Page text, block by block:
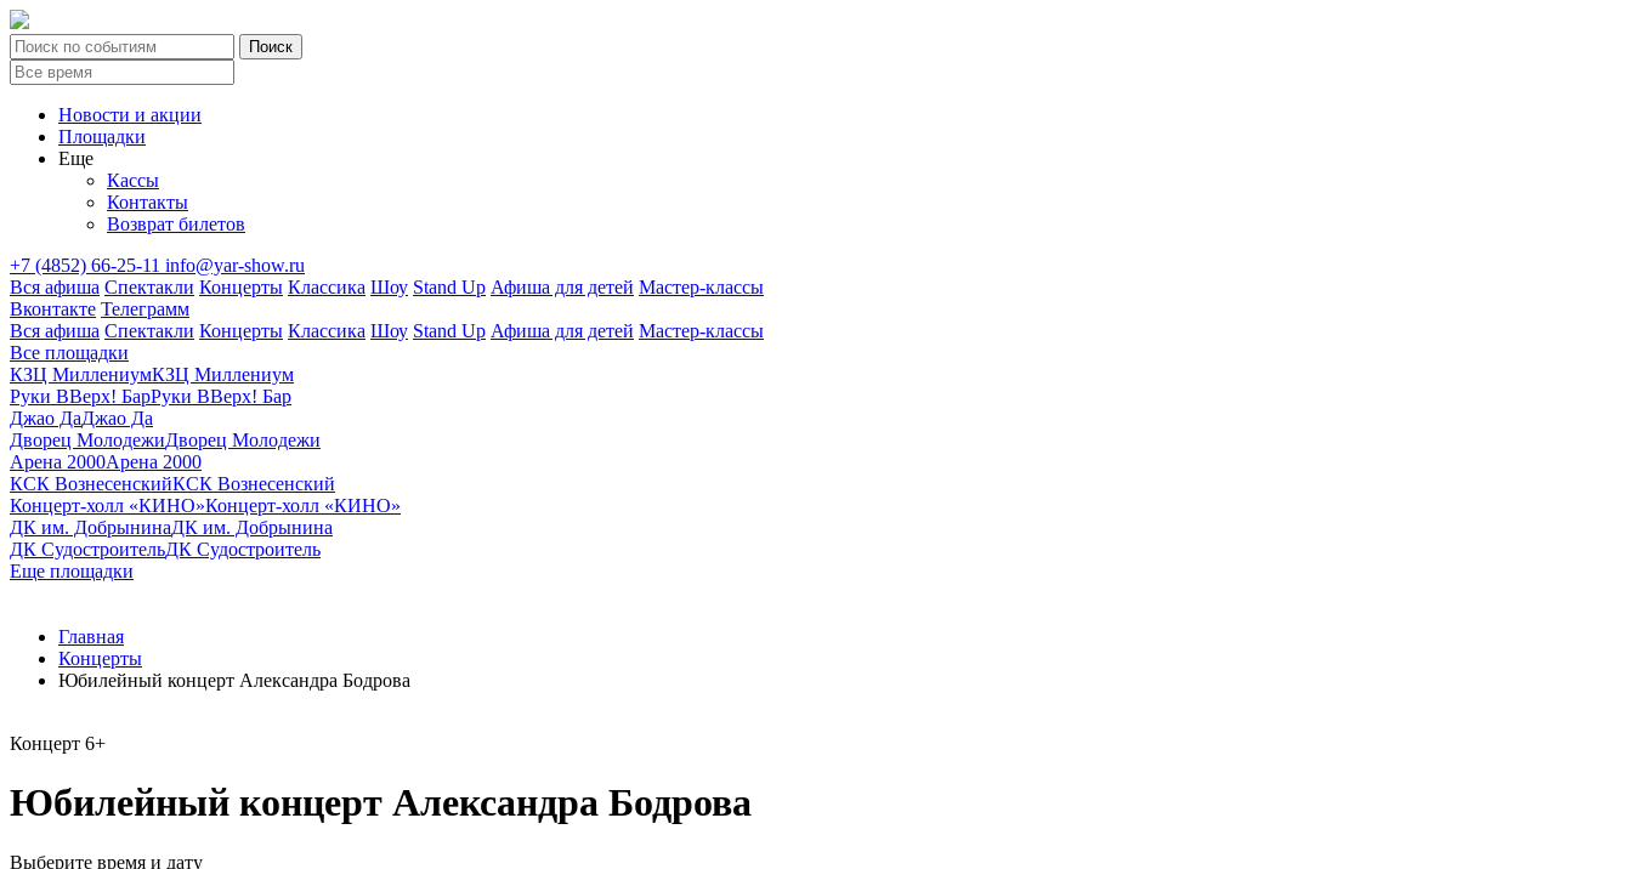
Новости и акции
Площадки
Еще
Кассы
Контакты
Возврат билетов
+7 (4852) 66-25-11 info@yar-show.ru
Вся афиша Спектакли Концерты Классика Шоу Stand Up Афиша для детей Мастер-классы
Вконтакте Телеграмм
Вся афиша Спектакли Концерты Классика Шоу Stand Up Афиша для детей Мастер-классы
Все площадки
КЗЦ МиллениумКЗЦ Миллениум
Руки ВВерх! БарРуки ВВерх! Бар
Джао ДаДжао Да
Дворец МолодежиДворец Молодежи
Арена 2000Арена 2000
КСК ВознесенскийКСК Вознесенский
Концерт-холл «КИНО»Концерт-холл «КИНО»
ДК им. ДобрынинаДК им. Добрынина
ДК СудостроительДК Судостроитель
Еще площадки
Главная
Концерты
Юбилейный концерт Александра Бодрова
Концерт 6+
Юбилейный концерт Александра Бодрова
Выберите время и дату